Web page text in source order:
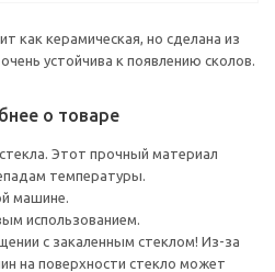
как керамическая, но сделана из
устойчива к появлению сколов.
о товаре
Этот прочный материал
температуры.
машине.
использованием.
с закаленным стеклом! Из-за
на поверхности стекло может